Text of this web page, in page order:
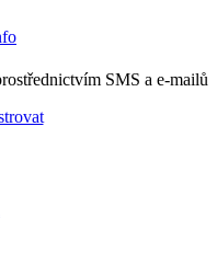
SMS a e-mailů